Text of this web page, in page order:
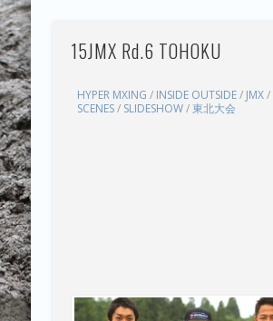
15JMX Rd.6 TOHOKU
HYPER MXING / INSIDE OUTSIDE/ JMX/
SCENES/ SLIDESHOW/東北大会